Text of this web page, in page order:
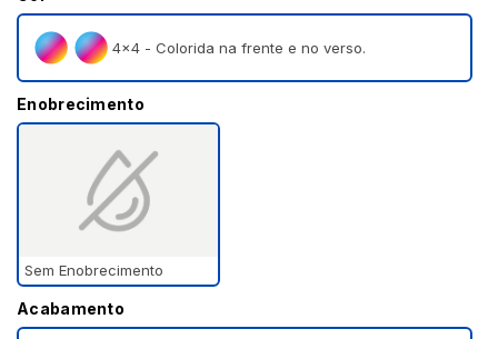
4×4 - Colorida na frente e no verso.
Enobrecimento
Sem Enobrecimento
Acabamento